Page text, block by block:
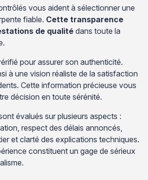
vous aident à sélectionner une
fiable. Cette transparence
de qualité dans toute la
pour assurer son authenticité.
à une vision réaliste de la satisfaction
Cette information précieuse vous
décision en toute sérénité.
évalués sur plusieurs aspects :
respect des délais annoncés,
et clarté des explications techniques.
constituent un gage de sérieux